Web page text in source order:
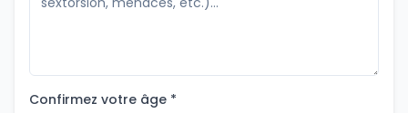
Confirmez votre âge *